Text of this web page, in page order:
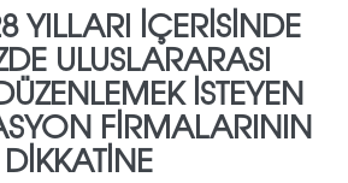
YILLARI İÇERISINDE
ULUSLARARASI
İSTEYEN
FIRMALARININ
DIKKATINE